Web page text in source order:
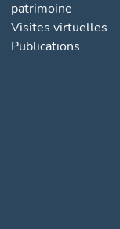
patrimoine
Visites virtuelles
Publications